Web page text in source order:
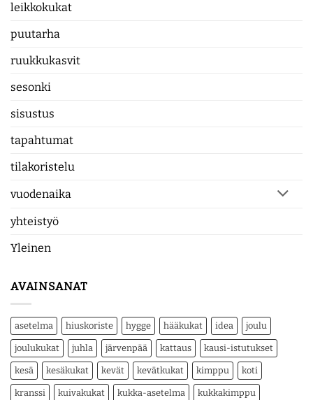
leikkokukat
puutarha
ruukkukasvit
sesonki
sisustus
tapahtumat
tilakoristelu
vuodenaika
yhteistyö
Yleinen
AVAINSANAT
asetelma hiuskoriste hygge hääkukat idea joulu
joulukukat juhla järvenpää kattaus kausi-istutukset
kesä kesäkukat kevät kevätkukat kimppu koti
kranssi kuivakukat kukka-asetelma kukkakimppu